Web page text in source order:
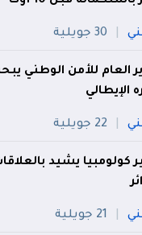
30 جويلية
العام للأمن الوطني
الإيطالي
22 جويلية
كولومبيا يشيد
21 جويلية